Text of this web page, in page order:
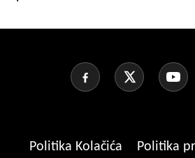
Politika Kolačića Politika